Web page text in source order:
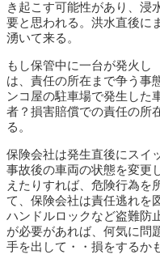
き起こす可能性があり、浸
要と思われる。洪水直後に
湧いて来る。
もし保管中に一台が発火
は、責任の所在まで争う事
ンコ屋の駐車場で発生した
者？損害賠償での責任の
る。
保険会社は発生直後にスイ
事故後の車両の状態を変更
えたりすれば、危険行為を
て、保険会社は責任逃れを
ハンドルロックなど盗難防
が必要があれば、何気に
手を出して・・損をするか